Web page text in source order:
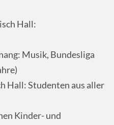
Hall:
Musik, Bundesliga
Hall: Studenten aus aller
Kinder- und